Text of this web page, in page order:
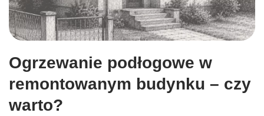
Ogrzewanie podłogowe w
remontowanym budynku – czy
warto?